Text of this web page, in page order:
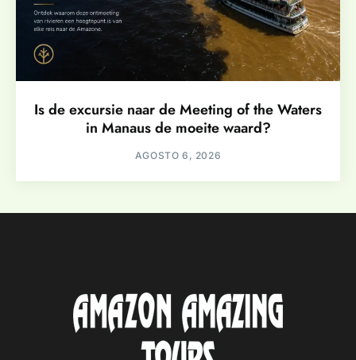
Is de excursie naar de Meeting of the Waters
in Manaus de moeite waard?
AGOSTO 6, 2026